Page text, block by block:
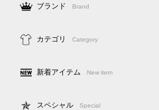
ブランド Brand
カテゴリ Category
新着アイテム New item
スペシャル Special